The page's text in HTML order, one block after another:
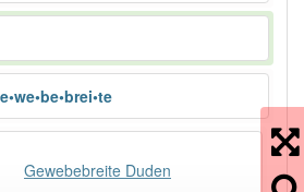
Gewebebreite Duden